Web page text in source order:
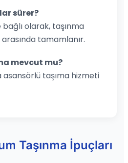
sürer?
olarak, taşınma
tamamlanır.
mevcut mu?
taşıma hizmeti
Taşınma İpuçları